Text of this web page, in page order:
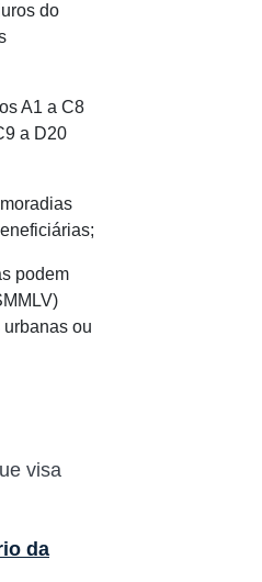
do
A1 a C8
a D20
podem
ou
visa
da